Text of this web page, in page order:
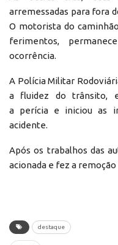
arremessadas para fora
O motorista do
ferimentos,
ocorrência.
A Polícia Militar
a fluidez do trânsito,
a perícia e iniciou as
acidente.
Após os trabalhos das
acionada e fez a remoção
destaque